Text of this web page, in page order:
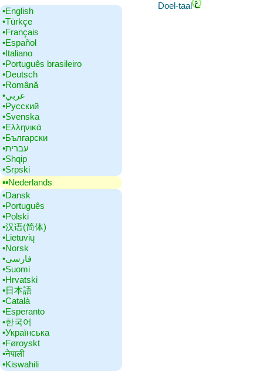
•‎English
•‎Türkçe
•‎Français
•‎Español
•‎Italiano
•‎Português brasileiro
•‎Deutsch
•‎Română
•‎عربي
•‎Русский
•‎Svenska
•‎Ελληνικά
•‎Български
•‎עברית
•‎Shqip
•‎Srpski
▪▪‎Nederlands
•‎Dansk
•‎Português
•‎Polski
•‎汉语(简体)
•‎Lietuvių
•‎Norsk
•‎فارسی
•‎Suomi
•‎Hrvatski
•‎日本語
•‎Català
•‎Esperanto
•‎한국어
•‎Українська
•‎Føroyskt
•‎नेपाली
•‎Kiswahili
Doel-taal